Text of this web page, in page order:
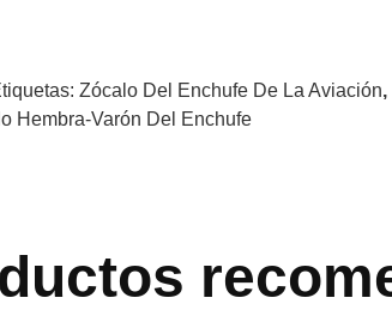
Zócalo Del Enchufe De La Aviación,
Hembra-Varón Del Enchufe